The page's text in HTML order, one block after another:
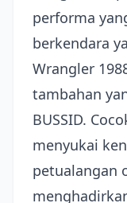
performa
berkendara
Wrangler
tambahan
BUSSID.
menyukai
petualangan